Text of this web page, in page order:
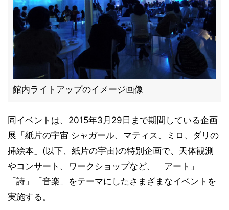
館内ライトアップのイメージ画像
同イベントは、2015年3月29日まで期間している企画
展「紙片の宇宙 シャガール、マティス、ミロ、ダリの
挿絵本」(以下、紙片の宇宙)の特別企画で、天体観測
やコンサート、ワークショップなど、「アート」
「詩」「音楽」をテーマにしたさまざまなイベントを
実施する。